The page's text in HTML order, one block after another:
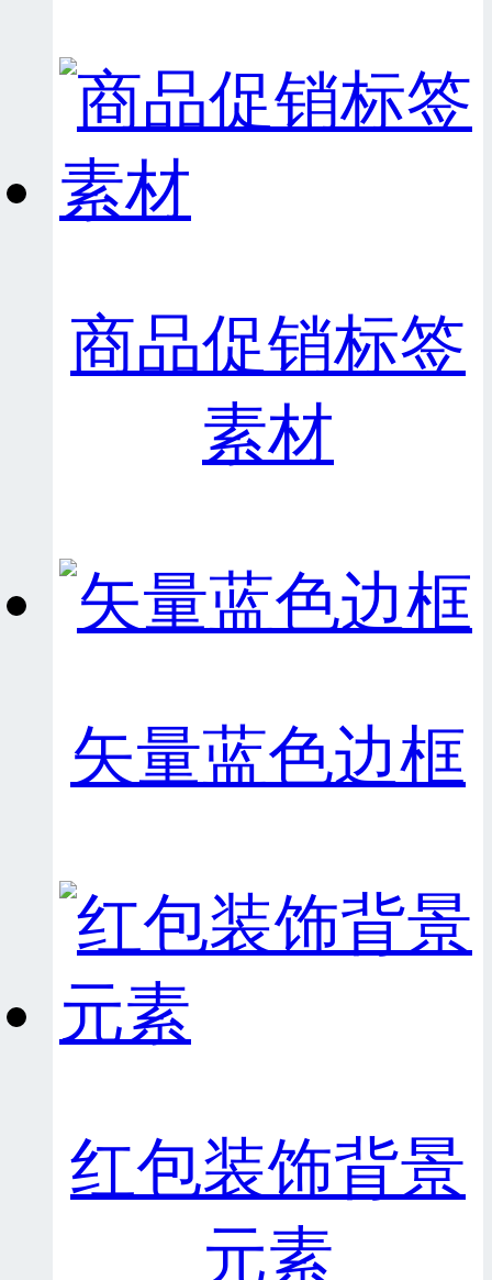
商品促销标签
素材
矢量蓝色边框
红包装饰背景
元素